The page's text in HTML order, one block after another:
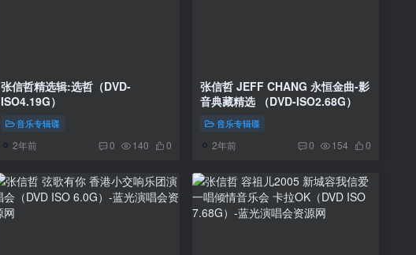
张信哲精选辑:选哲（DVD-
ISO4.19G）
音乐专辑碟
2年前 0 140 0
张信哲 JEFF CHANG 永恒金曲-影
音典藏精选 （DVD-ISO2.68G）
音乐专辑碟
2年前 0 154 0